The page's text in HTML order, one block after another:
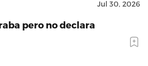
Jul 30, 2026
pero no declara